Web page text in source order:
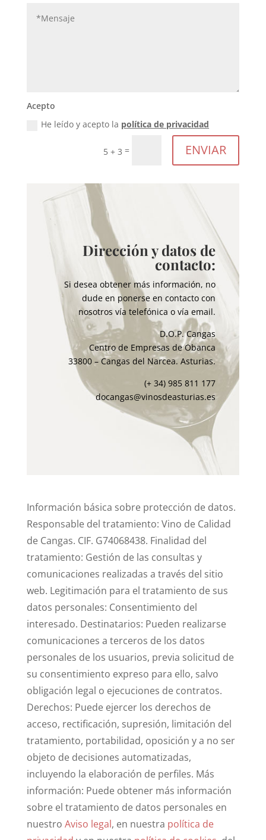
Acepto
He leído y acepto la política de privacidad
5 + 3 = ENVIAR
Dirección y datos de
contacto:
Si desea obtener más información, no
dude en ponerse en contacto con
nosotros vía telefónica o vía email.
D.O.P. Cangas
Centro de Empresas de Obanca
33800 – Cangas del Narcea. Asturias.
(+ 34) 985 811 177
docangas@vinosdeasturias.es
Información básica sobre protección de datos.
Responsable del tratamiento: Vino de Calidad
de Cangas. CIF. G74068438. Finalidad del
tratamiento: Gestión de las consultas y
comunicaciones realizadas a través del sitio
web. Legitimación para el tratamiento de sus
datos personales: Consentimiento del
interesado. Destinatarios: Pueden realizarse
comunicaciones a terceros de los datos
personales de los usuarios, previa solicitud de
su consentimiento expreso para ello, salvo
obligación legal o ejecuciones de contratos.
Derechos: Puede ejercer los derechos de
acceso, rectificación, supresión, limitación del
tratamiento, portabilidad, oposición y a no ser
objeto de decisiones automatizadas,
incluyendo la elaboración de perfiles. Más
información: Puede obtener más información
sobre el tratamiento de datos personales en
nuestro Aviso legal, en nuestra política de